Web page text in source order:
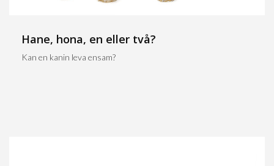
Hane, hona, en eller två?
Kan en kanin leva ensam?